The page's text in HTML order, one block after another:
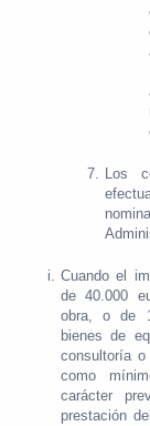
Los
Cuando el
de 40.000
obra, o de
bienes de
consultoría
como
carácter
prestación